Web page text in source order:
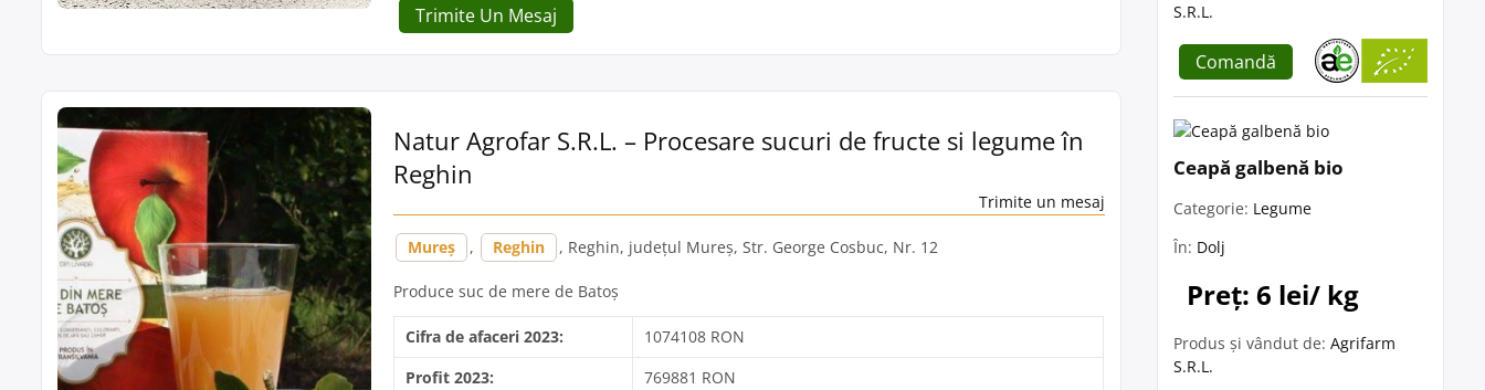
Trimite Un Mesaj
Natur Agrofar S.R.L. – Procesare sucuri de fructe si legume în
Reghin
Trimite un mesaj
Mureș , Reghin , Reghin, județul Mureș, Str. George Cosbuc, Nr. 12
Produce suc de mere de Batoș
Cifra de afaceri 2023:
1074108 RON
Profit 2023:
769881 RON
S.R.L.
Comandă
Ceapă galbenă bio
Categorie: Legume
În: Dolj
Preț: 6 lei/ kg
Produs și vândut de: Agrifarm
S.R.L.